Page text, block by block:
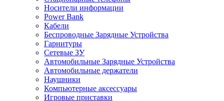
Носители информации
Power Bank
Кабели
Беспроводные Зарядные Устройства
Гарнитуры
Сетевые ЗУ
Автомобильные Зарядные Устройства
Автомобильные держатели
Наушники
Компьютерные аксессуары
Игровые приставки